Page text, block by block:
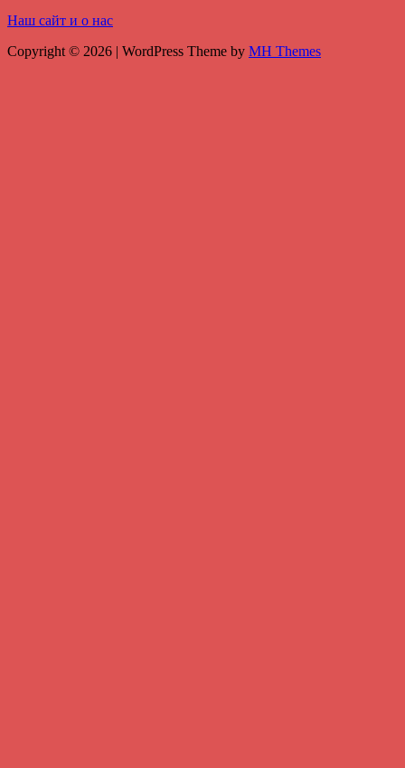
Наш сайт и о нас
Copyright © 2026 | WordPress Theme by MH Themes